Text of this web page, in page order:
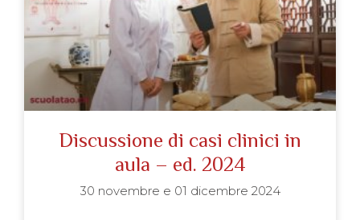
Discussione di casi clinici in
aula – ed. 2024
30 novembre e 01 dicembre 2024